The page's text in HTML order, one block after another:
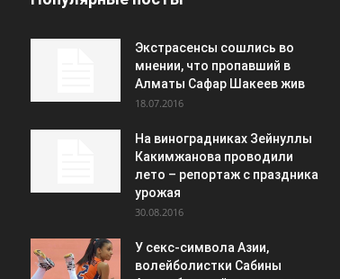
Экстрасенсы сошлись во
мнении, что пропавший в
Алматы Сафар Шакеев жив
18.07.2016
На виноградниках Зейнуллы
Какимжанова проводили
лето – репортаж с праздника
урожая
30.08.2016
У секс-символа Азии,
волейболистки Сабины